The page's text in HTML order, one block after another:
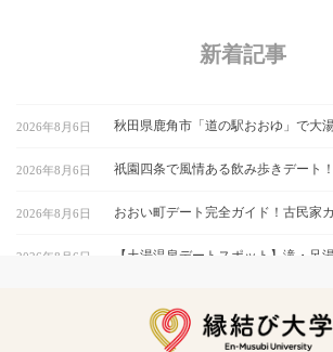
新着記事
2026年8月6日
2026年8月6日
2026年8月6日
2026年8月6日